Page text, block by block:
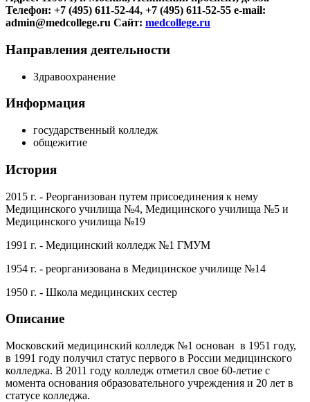
Телефон: +7 (495) 611-52-44, +7 (495) 611-52-55 e-mail:
admin@medcollege.ru Сайт: medcollege.ru
Направления деятельности
Здравоохранение
Информация
государственный колледж
общежитие
История
2015 г. - Реорганизован путем присоединения к нему
Медицинского училища №4, Медицинского училища №5 и
Медицинского училища №19
1991 г. - Медицинский колледж №1 ГМУМ
1954 г. - реорганизована в Медицинское училище №14
1950 г. - Школа медицинских сестер
Описание
Московский медицинский колледж №1 основан в 1951 году,
в 1991 году получил статус первого в России медицинского
колледжа. В 2011 году колледж отметил свое 60-летие с
момента основания образовательного учреждения и 20 лет в
статусе колледжа.